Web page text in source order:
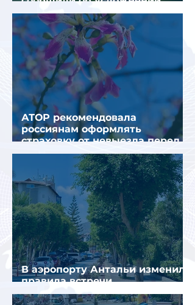
получения виз в Грецию
АТОР рекомендовала
россиянам оформлять
страховку от невыезда перед
поездкой в Грецию
В аэропорту Антальи изменили
правила встречи
организованных туристов